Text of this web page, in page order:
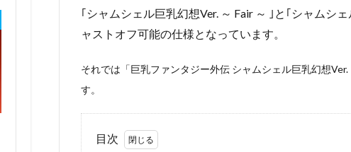
｢シャムシェル巨乳幻想Ver. ～ Fair ～ ｣と｢シャムシ
ャストオフ可能の仕様となっています。
それでは「巨乳ファンタジー外伝 シャムシェル巨乳幻想
す。
目次